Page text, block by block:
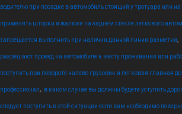
водителю при посадке в автомобиль стоящий у тротуара или на
применять шторки и жалюзи на заднем стекле легкового
запрещается выполнить при наличии данной линии разметки,
разрешают проезд на автомобиле к месту проживания или
поступить при повороте налево грузовик и легковая главная
профессионал, в каком случае вы должны будете уступить
следует поступить в этой ситуации если вам необходимо